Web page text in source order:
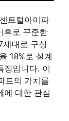
트럴아이파
후로 꾸준한
대로 구성
18%로 설계
징입니다. 이
트의 가치를
에 대한 관심